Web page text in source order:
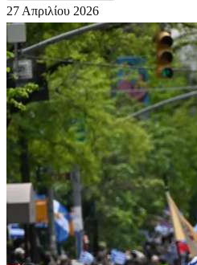
27 Απριλίου 2026